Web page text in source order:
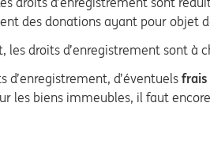
des donations ayant pour objet
les droits d’enregistrement sont à
d’enregistrement, d’éventuels frais
les biens immeubles, il faut